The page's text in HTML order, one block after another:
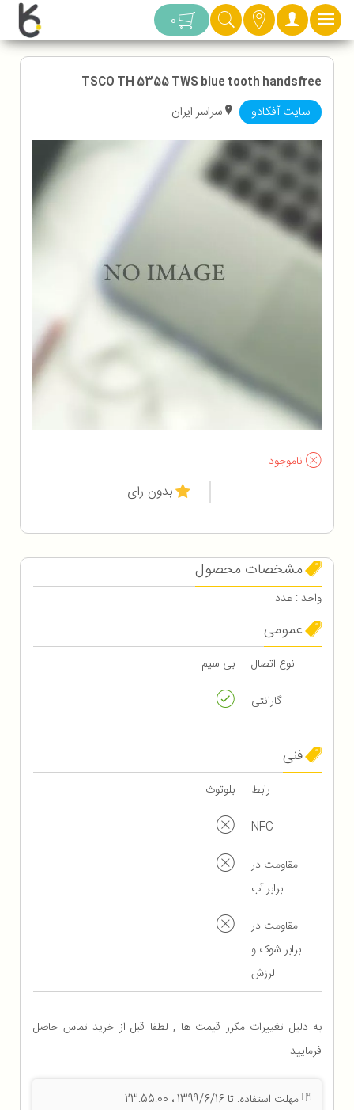
دسته بندی 0
TSCO TH 5355 TWS blue tooth handsfree
سایت آفکادو سراسر ایران
ناموجود
بدون رای
مشخصات محصول
واحد : عدد
عمومی
نوع اتصال
بی سیم
گارانتی
فنی
رابط
بلوتوث
NFC
مقاومت در
برابر آب
مقاومت در
برابر شوک و
لرزش
به دلیل تغییرات مکرر قیمت ها , لطفا قبل از خرید تماس حاصل
فرمایید
مهلت استفاده: تا 1399/6/16 ، 23:55:00